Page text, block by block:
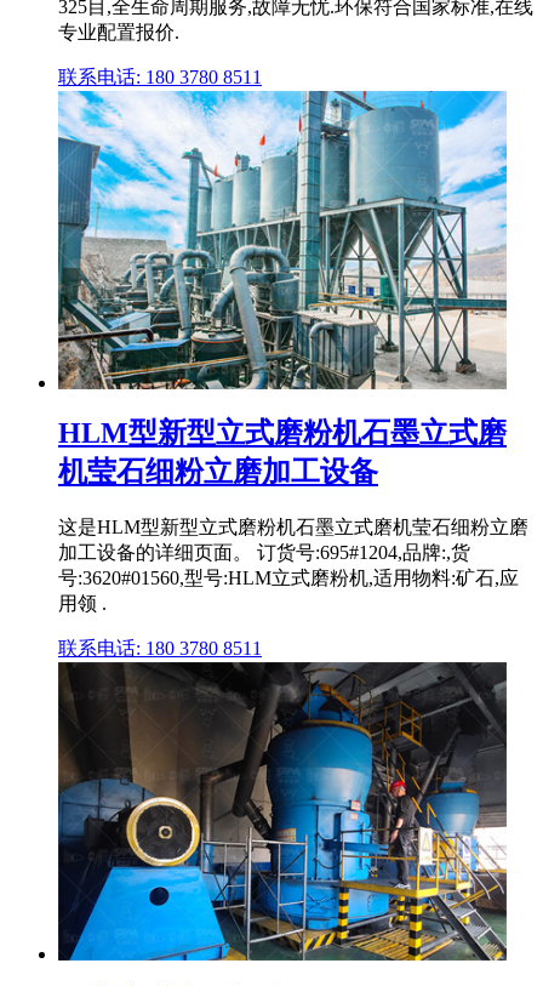
325目,全生命周期服务,故障无忧.环保符合国家标准,在线
专业配置报价.
联系电话: 180 3780 8511
HLM型新型立式磨粉机石墨立式磨
机莹石细粉立磨加工设备
这是HLM型新型立式磨粉机石墨立式磨机莹石细粉立磨
加工设备的详细页面。 订货号:695#1204,品牌:,货
号:3620#01560,型号:HLM立式磨粉机,适用物料:矿石,应
用领 .
联系电话: 180 3780 8511